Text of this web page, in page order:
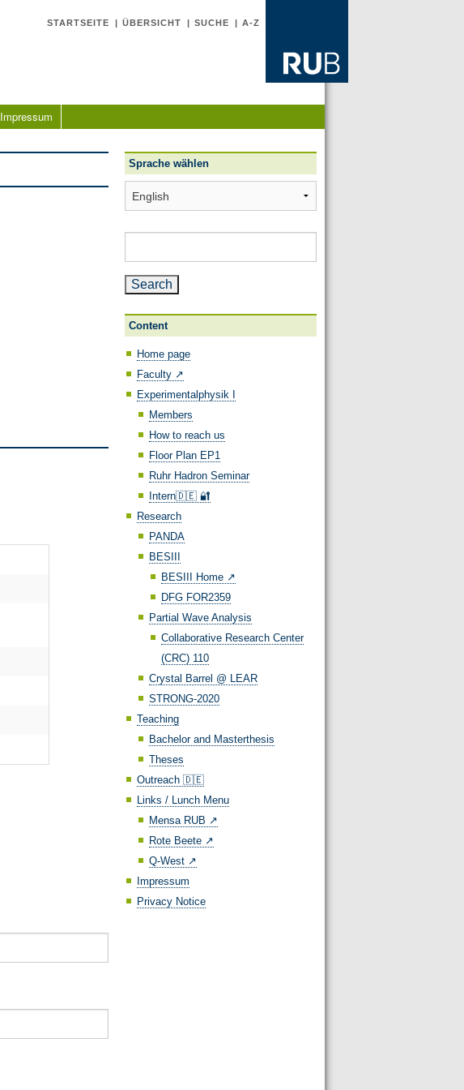
STARTSEITE ÜBERSICHT SUCHE A-Z
Impressum
Sprache wählen
wählen
Content
Home page
Faculty ↗️
Experimentalphysik I
Members
How to reach us
Floor Plan EP1
Ruhr Hadron Seminar
Intern🇩🇪 🔐
Research
PANDA
BESIII
BESIII Home ↗️
DFG FOR2359
Partial Wave Analysis
Collaborative Research Center
(CRC) 110
Crystal Barrel @ LEAR
STRONG-2020
Teaching
Bachelor and Masterthesis
Theses
Outreach 🇩🇪
Links / Lunch Menu
Mensa RUB ↗️
Rote Beete ↗️
Q-West ↗️
Impressum
Privacy Notice